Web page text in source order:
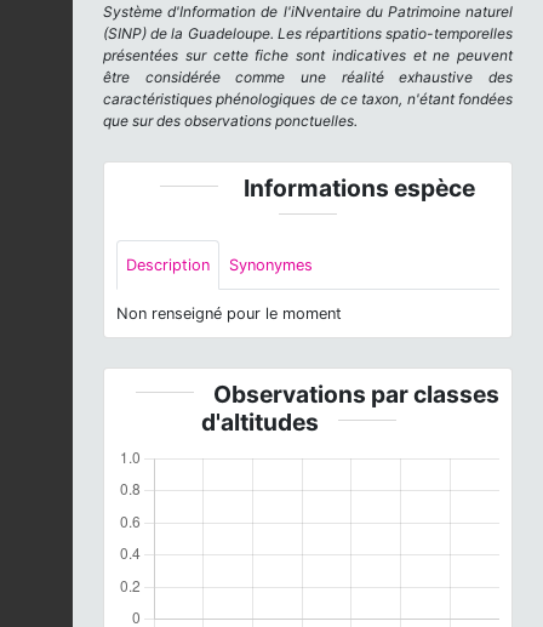
Système d'Information de l'iNventaire du Patrimoine naturel
(SINP) de la Guadeloupe. Les répartitions spatio-temporelles
présentées sur cette fiche sont indicatives et ne peuvent
être considérée comme une réalité exhaustive des
caractéristiques phénologiques de ce taxon, n'étant fondées
que sur des observations ponctuelles.
Informations espèce
Description Synonymes
Non renseigné pour le moment
Observations par classes
d'altitudes